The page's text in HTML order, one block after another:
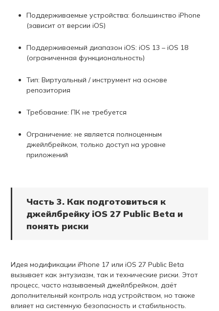
Поддерживаемые устройства: большинство iPhone
(зависит от версии iOS)
Поддерживаемый диапазон iOS: iOS 13 – iOS 18
(ограниченная функциональность)
Тип: Виртуальный / инструмент на основе
репозитория
Требование: ПК не требуется
Ограничение: не является полноценным
джейлбрейком, только доступ на уровне
приложений
Часть 3. Как подготовиться к
джейлбрейку iOS 27 Public Beta и
понять риски
Идея модификации iPhone 17 или iOS 27 Public Beta
вызывает как энтузиазм, так и технические риски. Этот
процесс, часто называемый джейлбрейком, даёт
дополнительный контроль над устройством, но также
влияет на системную безопасность и стабильность.